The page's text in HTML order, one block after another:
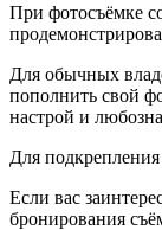
При фотосъёмке
Для обычных
пополнить свой
настрой и
Для
Если вас
бронирования